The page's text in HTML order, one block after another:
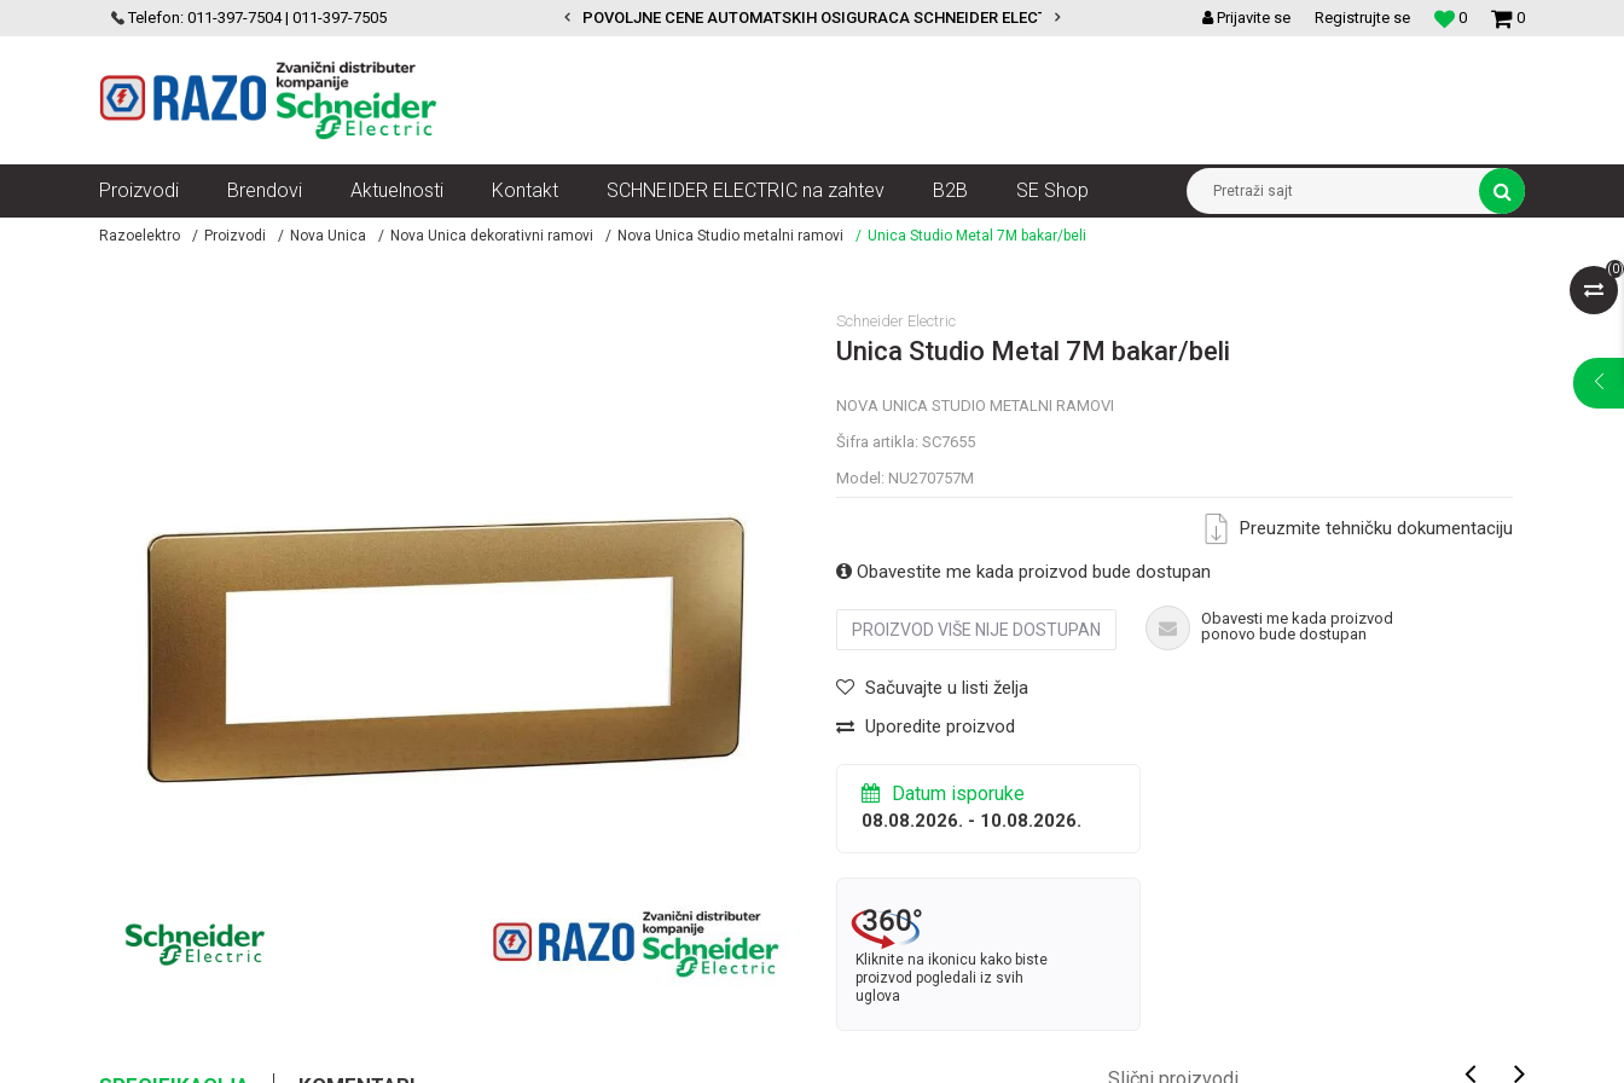
Telefon: 011-397-7504 | 011-397-7505
ELECTRIC VELIKI IZBOR MODULARNIH PREKIDACA I UTICNICA POVOLJNE CENE AUTOMATSKIH OSIGURACA SCHNEIDER ELECTRIC VELIKI IZBOR MODULARNIH PREKIDACA I UTICNICA 0
0
Prijavite se Registrujte se
Proizvodi Brendovi Aktuelnosti Kontakt SCHNEIDER ELECTRIC na zahtev B2B SE Shop Pretraži sajt
(0)
Razoelektro Proizvodi Nova Unica Nova Unica dekorativni ramovi Nova Unica Studio metalni ramovi Unica Studio Metal 7M bakar/beli
Schneider Electric
Unica Studio Metal 7M bakar/beli
NOVA UNICA STUDIO METALNI RAMOVI
Šifra artikla: SC7655
Model: NU270757M
Preuzmite tehničku dokumentaciju
Obavestite me kada proizvod bude dostupan
PROIZVOD VIŠE NIJE DOSTUPAN
Obavesti me kada proizvod
ponovo bude dostupan
Sačuvajte u listi želja
Uporedite proizvod
Datum isporuke
08.08.2026. - 10.08.2026.
Kliknite na ikonicu kako biste
proizvod pogledali iz svih
uglova